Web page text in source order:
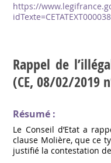
https://
Rappel de
(CE, 08/02/2019
Résumé :
Le Conseil d’Etat a
clause Molière, que ce
justifié la contestation